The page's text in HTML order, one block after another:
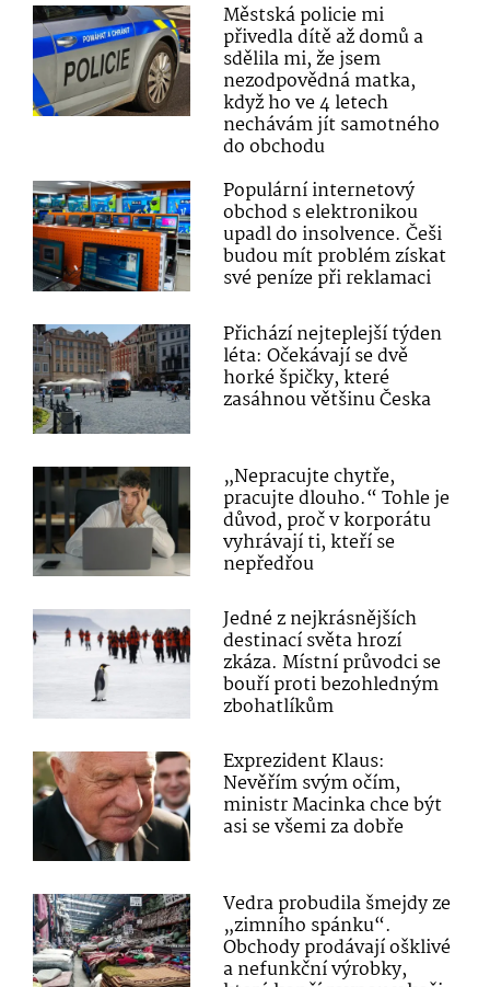
Městská policie mi
přivedla dítě až domů a
sdělila mi, že jsem
nezodpovědná matka,
když ho ve 4 letech
nechávám jít samotného
do obchodu
Populární internetový
obchod s elektronikou
upadl do insolvence. Češi
budou mít problém získat
své peníze při reklamaci
Přichází nejteplejší týden
léta: Očekávají se dvě
horké špičky, které
zasáhnou většinu Česka
„Nepracujte chytře,
pracujte dlouho.“ Tohle je
důvod, proč v korporátu
vyhrávají ti, kteří se
nepředřou
Jedné z nejkrásnějších
destinací světa hrozí
zkáza. Místní průvodci se
bouří proti bezohledným
zbohatlíkům
Exprezident Klaus:
Nevěřím svým očím,
ministr Macinka chce být
asi se všemi za dobře
Vedra probudila šmejdy ze
„zimního spánku“.
Obchody prodávají ošklivé
a nefunkční výrobky,